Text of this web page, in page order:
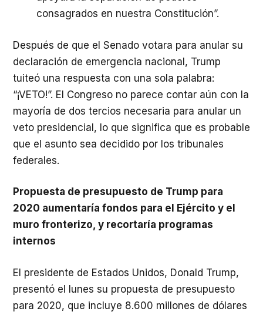
consagrados en nuestra Constitución”.
Después de que el Senado votara para anular su
declaración de emergencia nacional, Trump
tuiteó una respuesta con una sola palabra:
“¡VETO!”. El Congreso no parece contar aún con la
mayoría de dos tercios necesaria para anular un
veto presidencial, lo que significa que es probable
que el asunto sea decidido por los tribunales
federales.
Propuesta de presupuesto de Trump para
2020 aumentaría fondos para el Ejército y el
muro fronterizo, y recortaría programas
internos
El presidente de Estados Unidos, Donald Trump,
presentó el lunes su propuesta de presupuesto
para 2020, que incluye 8.600 millones de dólares